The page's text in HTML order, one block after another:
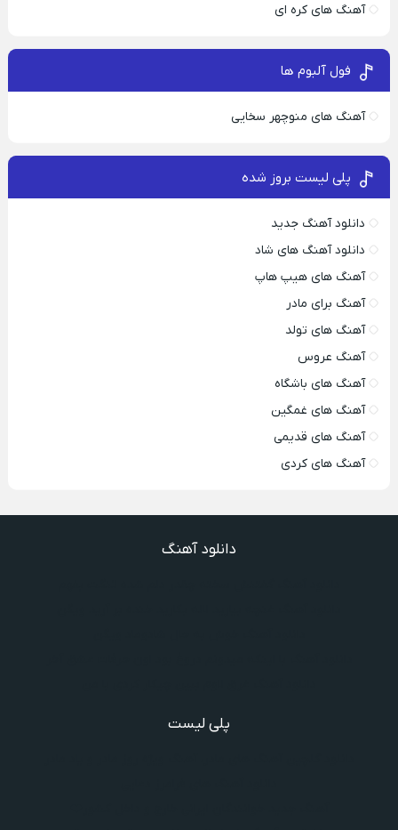
آهنگ های کره ای
فول آلبوم ها
آهنگ های منوچهر سخایی
پلی لیست بروز شده
دانلود آهنگ جدید
دانلود آهنگ های شاد
آهنگ های هیپ هاپ
آهنگ برای مادر
آهنگ های تولد
آهنگ عروس
آهنگ های باشگاه
آهنگ های غمگین
آهنگ های قدیمی
آهنگ های کردی
دانلود آهنگ
پلی لیست